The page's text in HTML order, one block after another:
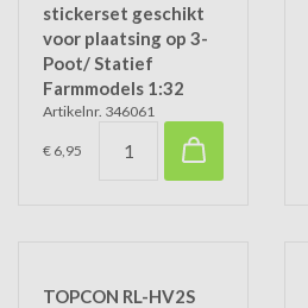
stickerset geschikt
voor plaatsing op 3-
Poot/ Statief
Farmmodels 1:32
Artikelnr. 346061
€ 6,95
TOPCON RL-HV2S